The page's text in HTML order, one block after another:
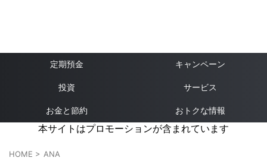
定期預金 キャンペーン
投資 サービス
お金と節約 おトクな情報
本サイトはプロモーションが含まれています
HOME > ANA